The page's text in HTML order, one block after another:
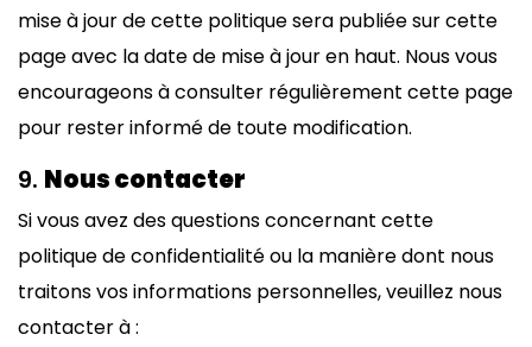
mise à jour de cette politique sera publiée sur cette
page avec la date de mise à jour en haut. Nous vous
encourageons à consulter régulièrement cette page
pour rester informé de toute modification.
9. Nous contacter
Si vous avez des questions concernant cette
politique de confidentialité ou la manière dont nous
traitons vos informations personnelles, veuillez nous
contacter à :